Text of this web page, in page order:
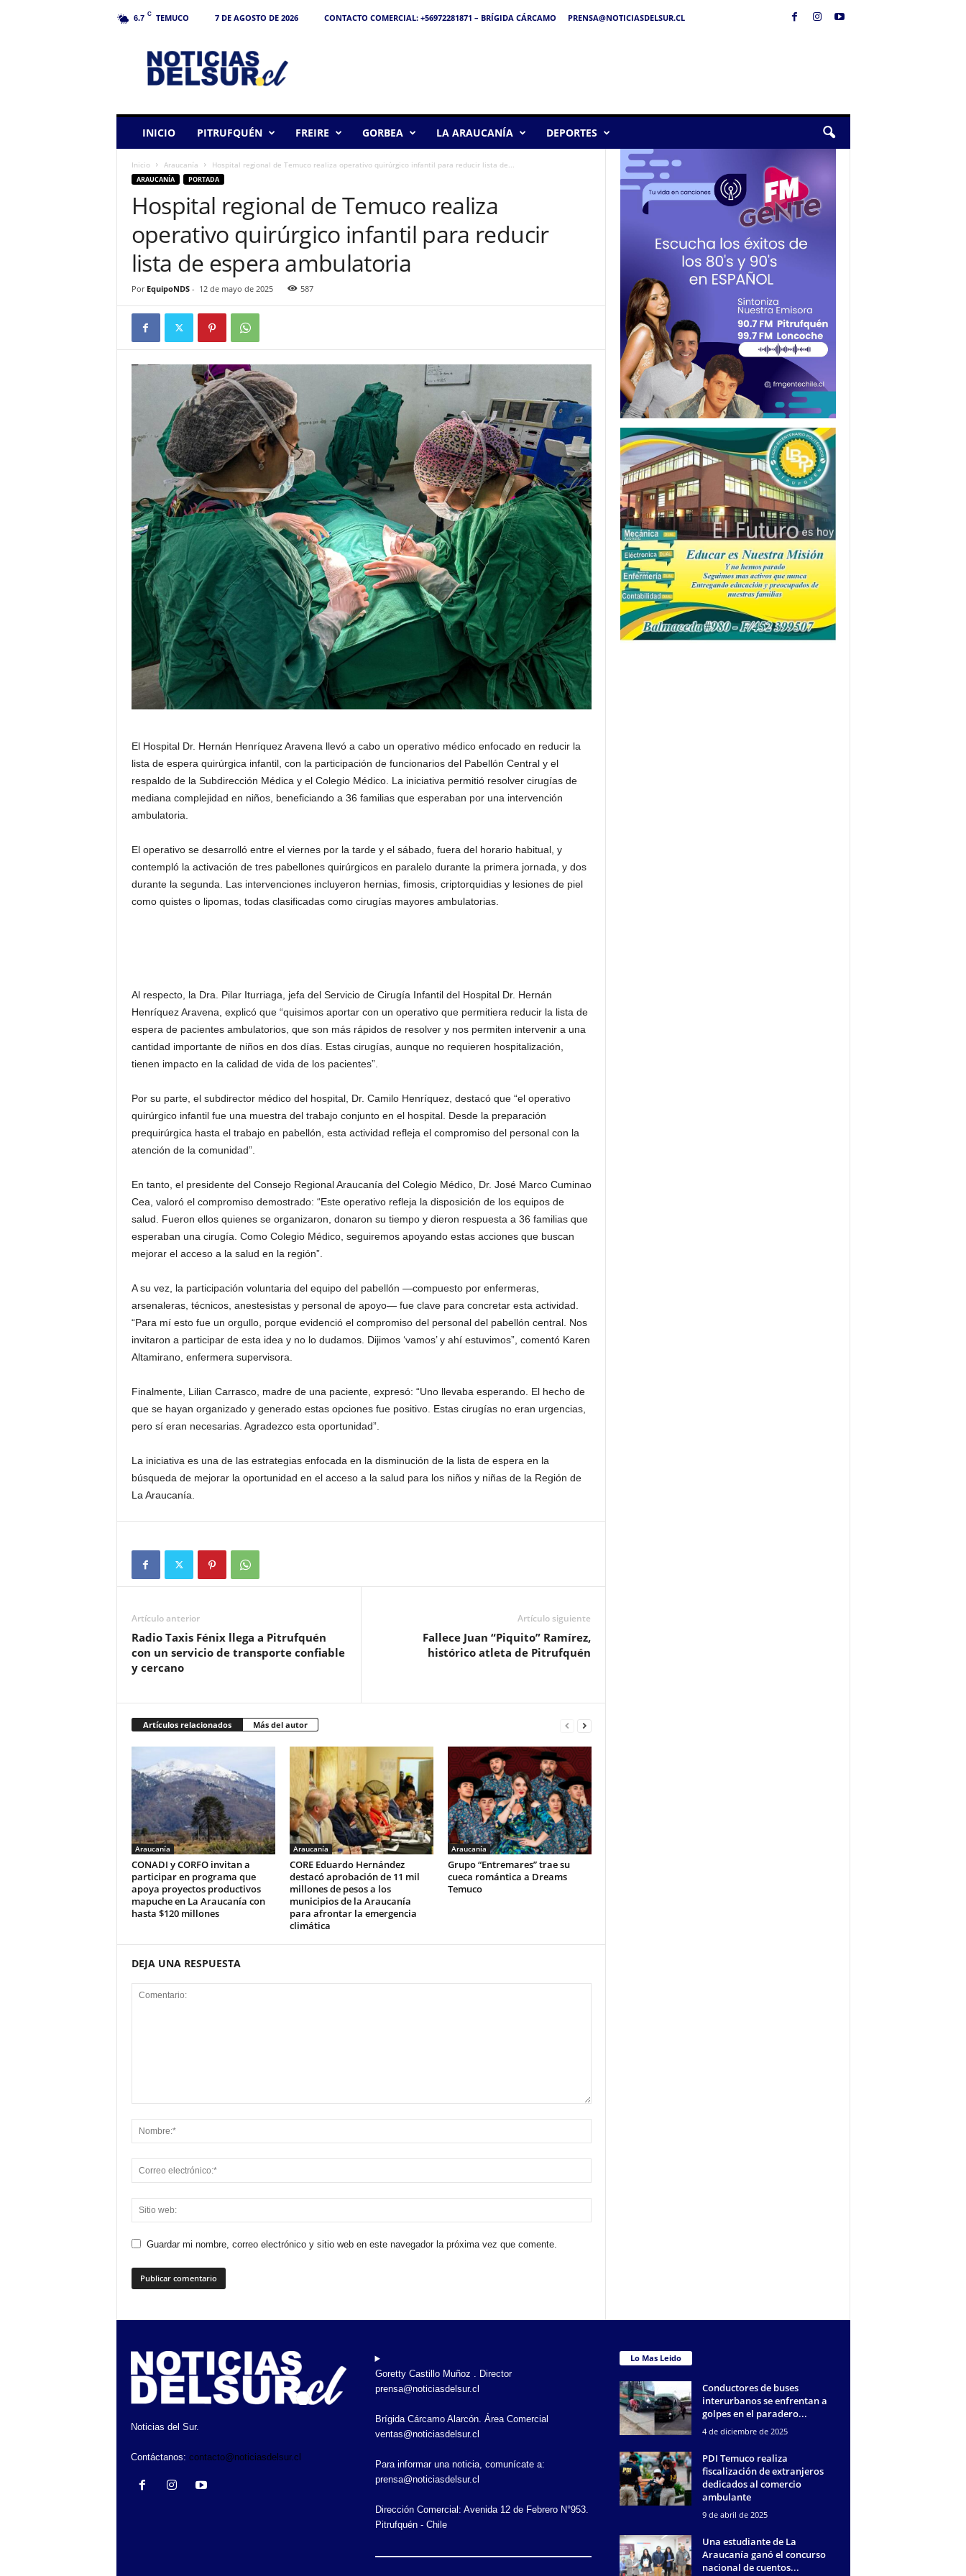
6.7 C TEMUCO 7 DE AGOSTO DE 2026 CONTACTO COMERCIAL: +56972281871 – BRÍGIDA CÁRCAMO
PRENSA@NOTICIASDELSUR.CL
INICIO PITRUFQUÉN FREIRE GORBEA LA ARAUCANÍA DEPORTES
Inicio Araucanía Hospital regional de Temuco realiza operativo quirúrgico infantil para reducir lista de...
ARAUCANÍA PORTADA
Hospital regional de Temuco realiza
operativo quirúrgico infantil para reducir
lista de espera ambulatoria
Por EquipoNDS- 12 de mayo de 2025 587
El Hospital Dr. Hernán Henríquez Aravena llevó a cabo un operativo médico enfocado en reducir la
lista de espera quirúrgica infantil, con la participación de funcionarios del Pabellón Central y el
respaldo de la Subdirección Médica y el Colegio Médico. La iniciativa permitió resolver cirugías de
mediana complejidad en niños, beneficiando a 36 familias que esperaban por una intervención
ambulatoria.
El operativo se desarrolló entre el viernes por la tarde y el sábado, fuera del horario habitual, y
contempló la activación de tres pabellones quirúrgicos en paralelo durante la primera jornada, y dos
durante la segunda. Las intervenciones incluyeron hernias, fimosis, criptorquidias y lesiones de piel
como quistes o lipomas, todas clasificadas como cirugías mayores ambulatorias.
Al respecto, la Dra. Pilar Iturriaga, jefa del Servicio de Cirugía Infantil del Hospital Dr. Hernán
Henríquez Aravena, explicó que “quisimos aportar con un operativo que permitiera reducir la lista de
espera de pacientes ambulatorios, que son más rápidos de resolver y nos permiten intervenir a una
cantidad importante de niños en dos días. Estas cirugías, aunque no requieren hospitalización,
tienen impacto en la calidad de vida de los pacientes”.
Por su parte, el subdirector médico del hospital, Dr. Camilo Henríquez, destacó que “el operativo
quirúrgico infantil fue una muestra del trabajo conjunto en el hospital. Desde la preparación
prequirúrgica hasta el trabajo en pabellón, esta actividad refleja el compromiso del personal con la
atención de la comunidad”.
En tanto, el presidente del Consejo Regional Araucanía del Colegio Médico, Dr. José Marco Cuminao
Cea, valoró el compromiso demostrado: “Este operativo refleja la disposición de los equipos de
salud. Fueron ellos quienes se organizaron, donaron su tiempo y dieron respuesta a 36 familias que
esperaban una cirugía. Como Colegio Médico, seguiremos apoyando estas acciones que buscan
mejorar el acceso a la salud en la región”.
A su vez, la participación voluntaria del equipo del pabellón —compuesto por enfermeras,
arsenaleras, técnicos, anestesistas y personal de apoyo— fue clave para concretar esta actividad.
“Para mí esto fue un orgullo, porque evidenció el compromiso del personal del pabellón central. Nos
invitaron a participar de esta idea y no lo dudamos. Dijimos ‘vamos’ y ahí estuvimos”, comentó Karen
Altamirano, enfermera supervisora.
Finalmente, Lilian Carrasco, madre de una paciente, expresó: “Uno llevaba esperando. El hecho de
que se hayan organizado y generado estas opciones fue positivo. Estas cirugías no eran urgencias,
pero sí eran necesarias. Agradezco esta oportunidad”.
La iniciativa es una de las estrategias enfocada en la disminución de la lista de espera en la
búsqueda de mejorar la oportunidad en el acceso a la salud para los niños y niñas de la Región de
La Araucanía.
Artículo anterior
Radio Taxis Fénix llega a Pitrufquén
con un servicio de transporte confiable
y cercano
Artículo siguiente
Fallece Juan “Piquito” Ramírez,
histórico atleta de Pitrufquén
Artículos relacionados Más del autor
Araucanía
CONADI y CORFO invitan a
participar en programa que
apoya proyectos productivos
mapuche en La Araucanía con
hasta $120 millones
Araucanía
CORE Eduardo Hernández
destacó aprobación de 11 mil
millones de pesos a los
municipios de la Araucanía
para afrontar la emergencia
climática
Araucanía
Grupo “Entremares” trae su
cueca romántica a Dreams
Temuco
DEJA UNA RESPUESTA
Guardar mi nombre, correo electrónico y sitio web en este navegador la próxima vez que comente.
Noticias del Sur.
Contáctanos: contacto@noticiasdelsur.cl
Goretty Castillo Muñoz . Director
prensa@noticiasdelsur.cl
Brígida Cárcamo Alarcón. Área Comercial
ventas@noticiasdelsur.cl
Para informar una noticia, comunícate a:
prensa@noticiasdelsur.cl
Dirección Comercial: Avenida 12 de Febrero N°953.
Pitrufquén - Chile
Lo Mas Leido
Conductores de buses
interurbanos se enfrentan a
golpes en el paradero...
4 de diciembre de 2025
PDI Temuco realiza
fiscalización de extranjeros
dedicados al comercio
ambulante
9 de abril de 2025
Una estudiante de La
Araucanía ganó el concurso
nacional de cuentos...